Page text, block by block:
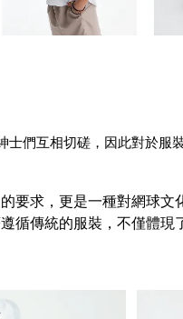
們互相切磋，因此對於
要求，更是一種對網球
循傳統的服裝，不僅體現